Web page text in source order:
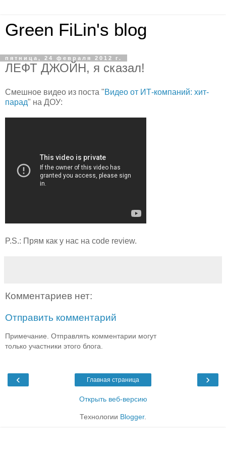
Green FiLin's blog
пятница, 24 февраля 2012 г.
ЛЕФТ ДЖОЙН, я сказал!
Смешное видео из поста "Видео от ИТ-компаний: хит-
парад" на ДОУ:
P.S.: Прям как у нас на code review.
Комментариев нет:
Отправить комментарий
Примечание. Отправлять комментарии могут
только участники этого блога.
‹ ›
Главная страница
Открыть веб-версию
Технологии Blogger.